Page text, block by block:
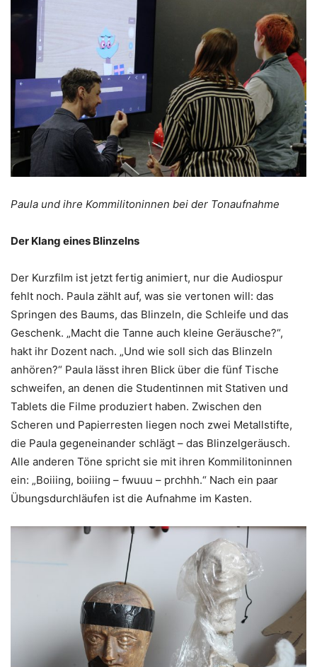
Paula und ihre Kommilitoninnen bei der Tonaufnahme
Der Klang eines Blinzelns
Der Kurzfilm ist jetzt fertig animiert, nur die Audiospur
fehlt noch. Paula zählt auf, was sie vertonen will: das
Springen des Baums, das Blinzeln, die Schleife und das
Geschenk. „Macht die Tanne auch kleine Geräusche?“,
hakt ihr Dozent nach. „Und wie soll sich das Blinzeln
anhören?“ Paula lässt ihren Blick über die fünf Tische
schweifen, an denen die Studentinnen mit Stativen und
Tablets die Filme produziert haben. Zwischen den
Scheren und Papierresten liegen noch zwei Metallstifte,
die Paula gegeneinander schlägt – das Blinzelgeräusch.
Alle anderen Töne spricht sie mit ihren Kommilitoninnen
ein: „Boiiing, boiiing – fwuuu – prchhh.“ Nach ein paar
Übungsdurchläufen ist die Aufnahme im Kasten.